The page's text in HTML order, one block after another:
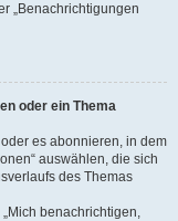
„Benachrichtigungen
oder ein Thema
es abonnieren, in dem
auswählen, die sich
des Themas
benachrichtigen,